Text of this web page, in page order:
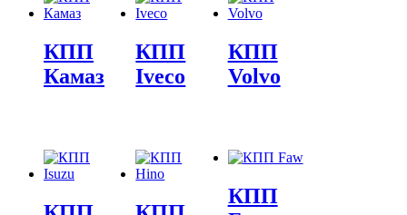
КПП
Камаз
КПП
Iveco
КПП
Volvo
КПП